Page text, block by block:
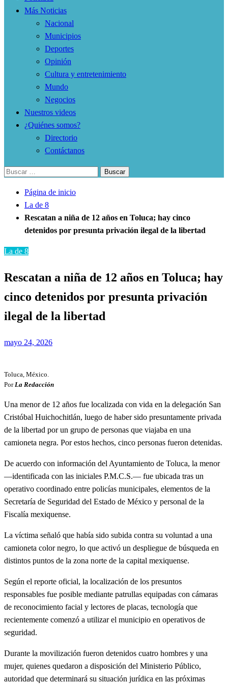
Más Noticias
Nacional
Municipios
Deportes
Opinión
Cultura y entretenimiento
Mundo
Negocios
Nuestros videos
¿Quiénes somos?
Directorio
Contáctanos
Buscar:
Página de inicio
La de 8
Rescatan a niña de 12 años en Toluca; hay cinco
detenidos por presunta privación ilegal de la libertad
La de 8
Rescatan a niña de 12 años en Toluca; hay
cinco detenidos por presunta privación
ilegal de la libertad
Publicado
mayo 24, 2026
Toluca, México.
Por La Redacción
Una menor de 12 años fue localizada con vida en la delegación San
Cristóbal Huichochitlán, luego de haber sido presuntamente privada
de la libertad por un grupo de personas que viajaba en una
camioneta negra. Por estos hechos, cinco personas fueron detenidas.
De acuerdo con información del Ayuntamiento de Toluca, la menor
—identificada con las iniciales P.M.C.S.— fue ubicada tras un
operativo coordinado entre policías municipales, elementos de la
Secretaría de Seguridad del Estado de México y personal de la
Fiscalía mexiquense.
La víctima señaló que había sido subida contra su voluntad a una
camioneta color negro, lo que activó un despliegue de búsqueda en
distintos puntos de la zona norte de la capital mexiquense.
Según el reporte oficial, la localización de los presuntos
responsables fue posible mediante patrullas equipadas con cámaras
de reconocimiento facial y lectores de placas, tecnología que
recientemente comenzó a utilizar el municipio en operativos de
seguridad.
Durante la movilización fueron detenidos cuatro hombres y una
mujer, quienes quedaron a disposición del Ministerio Público,
autoridad que determinará su situación jurídica en las próximas